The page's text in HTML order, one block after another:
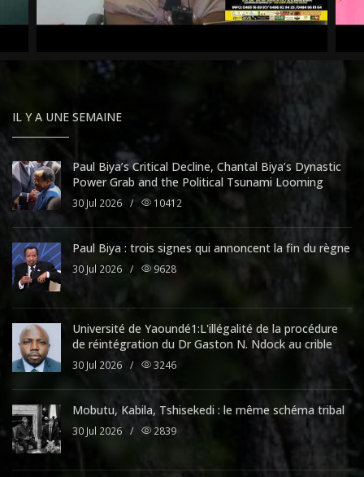
IL Y A UNE SEMAINE
Paul Biya’s Critical Decline, Chantal Biya’s Dynastic
Power Grab and the Political Tsunami Looming
30 Jul 2026 / 10412
Paul Biya : trois signes qui annoncent la fin du règne
30 Jul 2026 / 9628
Université de Yaoundé1:L'illégalité de la procédure
de réintégration du Dr Gaston N. Ndock au crible
30 Jul 2026 / 3246
Mobutu, Kabila, Tshisekedi : le même schéma tribal
30 Jul 2026 / 2839